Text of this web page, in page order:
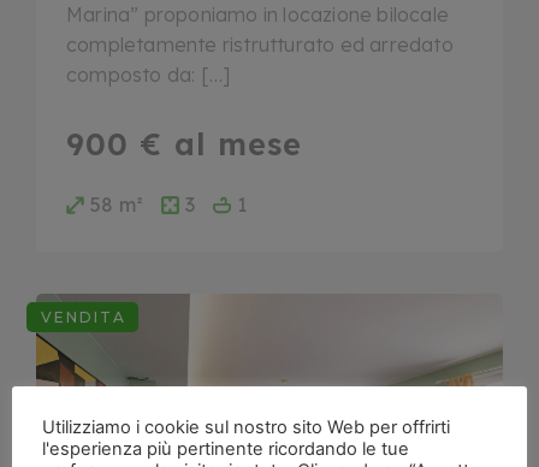
Marina” proponiamo in locazione bilocale
completamente ristrutturato ed arredato
composto da: […]
900 € al mese
58 m² 3 1
VENDITA
Utilizziamo i cookie sul nostro sito Web per offrirti
l'esperienza più pertinente ricordando le tue